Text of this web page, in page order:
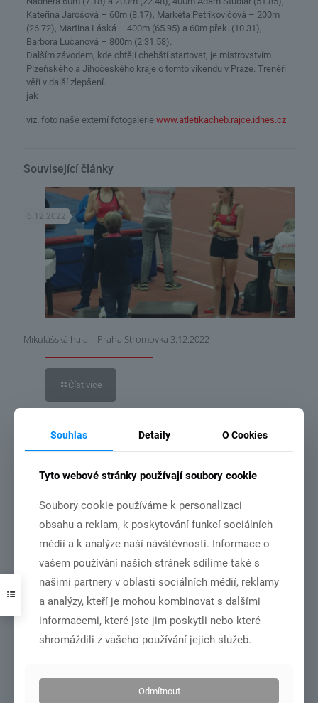
Kateřina Jarošová – 60m (8.17), Markéta Petrikovičová – 200m
(26.72), Martina Láská – 400m (65.95) a 60m přek. (10.31),
Barbora Lučanová – 800m (2:31.58).
Dalším závodem, kde chtějí chebští startovat, je mistrovstvím
Plzeňského a Jihočeského kraje o tomto víkendu v Praze. Trenéři
věří v další zlepšení.
jak
viz. foto naše externí fotogalerie www.atletikacheb.rajce.idnes.cz
Související články
6.12.2022
Mikulášská hala – Praha Stromovka 3.12.2022
Číst více
MČR družstev v roce 2022 bude v Chebu.
Souhlas Detaily O Cookies
Tyto webové stránky používají soubory cookie
Soubory cookie používáme k personalizaci
obsahu a reklam, k poskytování funkcí sociálních
médií a k analýze naší návštěvnosti. Informace o
vašem používání našich stránek sdílíme také s
našimi partnery v oblasti sociálních médií, reklamy
a analýzy, kteří je mohou kombinovat s dalšími
informacemi, které jste jim poskytli nebo které
shromáždili z vašeho používání jejich služeb.
Odmítnout